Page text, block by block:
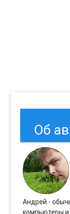
Об
Андрей -